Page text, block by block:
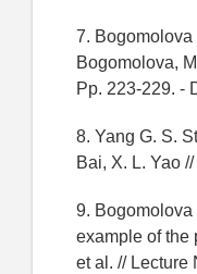
7.
Bogomolova,
Pp. 223-229. -
8. Yang G. S.
Bai, X. L. Yao
9. Bogomolova
example of the
et al. // Lecture